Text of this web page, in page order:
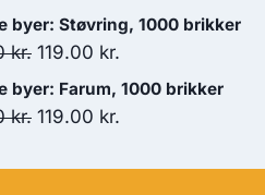
179.00 kr..119.00 kr..
oprindelige
pris
179.00 kr..
aktuelle
byer: Støvring, 1000 brikker
kr. Den
oprindelige
pris
179.00 kr..
119.00 kr.
aktuelle
119.00 kr..
byer: Farum, 1000 brikker
kr. Den
pris
119.00 kr.
pris